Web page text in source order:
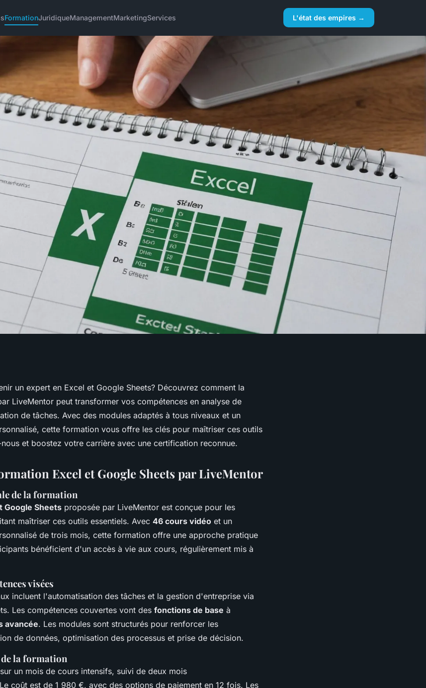
FormationJuridiqueManagementMarketingServices L'état des empires →
excel et
un expert en Excel et Google Sheets? Découvrez comment la
LiveMentor peut transformer vos compétences en analyse de
de tâches. Avec des modules adaptés à tous niveaux et un
cette formation vous offre les clés pour maîtriser ces outils
et boostez votre carrière avec une certification reconnue.
Excel et Google Sheets par LiveMentor
de la formation
Google Sheets proposée par LiveMentor est conçue pour les
maîtriser ces outils essentiels. Avec 46 cours vidéo et un
de trois mois, cette formation offre une approche pratique
bénéficient d'un accès à vie aux cours, régulièrement mis à
visées
incluent l'automatisation des tâches et la gestion d'entreprise via
Les compétences couvertes vont des fonctions de base à
avancée. Les modules sont structurés pour renforcer les
de données, optimisation des processus et prise de décision.
la formation
un mois de cours intensifs, suivi de deux mois
coût est de 1 980 €, avec des options de paiement en 12 fois. Les